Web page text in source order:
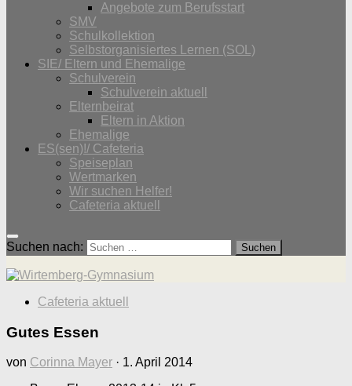
Angebote zum Berufsstart
SMV
Schulkollektion
Selbstorganisiertes Lernen (SOL)
SIE/ Eltern und Ehemalige
Schulverein
Schulverein aktuell
Elternbeirat
Eltern in Aktion
Ehemalige
ES(sen)!/ Cafeteria
Speiseplan
Wertmarken
Wir suchen Helfer!
Cafeteria aktuell
Suchen nach:
Cafeteria aktuell
Gutes Essen
von Corinna Mayer · 1. April 2014